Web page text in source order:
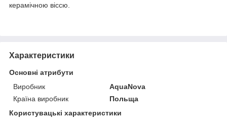
керамічною віссю.
Характеристики
Основні атрибути
Виробник
AquaNova
Країна виробник
Польща
Користувацькі характеристики